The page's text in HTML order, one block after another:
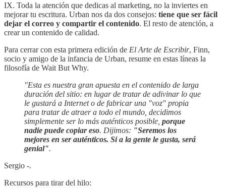
IX. Toda la atención que dedicas al marketing, no la inviertes en
mejorar tu escritura. Urban nos da dos consejos: tiene que ser fácil
dejar el correo y compartir el contenido. El resto de atención, a
crear un contenido de calidad.
Para cerrar con esta primera edición de El Arte de Escribir, Finn,
socio y amigo de la infancia de Urban, resume en estas líneas la
filosofía de Wait But Why.
"Esta es nuestra gran apuesta en el contenido de larga
duración del sitio: en lugar de tratar de adivinar lo que
le gustará a Internet o de fabricar una "voz" propia
para tratar de atraer a todo el mundo, decidimos
simplemente ser lo más auténticos posible, porque
nadie puede copiar eso. Dijimos: "Seremos los
mejores en ser auténticos. Si a la gente le gusta, será
genial".
Sergio -.
Recursos para tirar del hilo: